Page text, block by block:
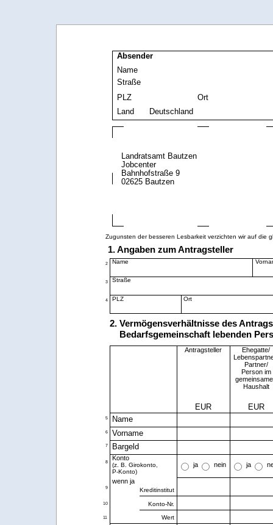
Zugunsten der besseren Lesbarkeit verzichten wir auf die
Absender
Name
Straße
PLZ
Land
Ort
Landratsamt Bautzen
Jobcenter
Bahnhofstraße 9
02625 Bautzen
2. Vermögensverhältnisse des
Bedarfsgemeinschaft lebenden
Bargeld
wenn ja
Kreditinstitut
Konto-Nr.
Wert
7
8
9
10
11
Antragsteller
Name
Vorname
6
5
Konto
(z. B. Girokonto,
P-Konto)
1. Angaben zum Antragsteller
2
3
4
Name
Straße
PLZ Ort
EUR
EUR
Ehegatte/
Partner/
Person im
Haushalt
ja nein ja